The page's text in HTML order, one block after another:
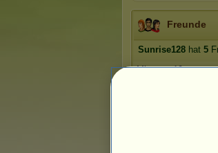
Freunde
Sunrise128 hat 5
Miaumau19